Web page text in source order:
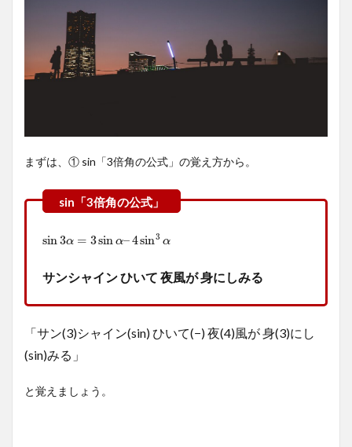
の公
式」
明】
sin「3
の公
の導
出
（証
cos「3
公式」
まずは、① sin「3倍角の公式」の覚え方から。
sin3α = 3sin α–4sin3 α
sin3α=3sinα–4sin3α
サンシャイン ひいて 夜風が 身にしみる
「サン(3)シャイン(sin) ひいて(−) 夜(4)風が 身(3)にし
(sin)みる」
と覚えましょう。